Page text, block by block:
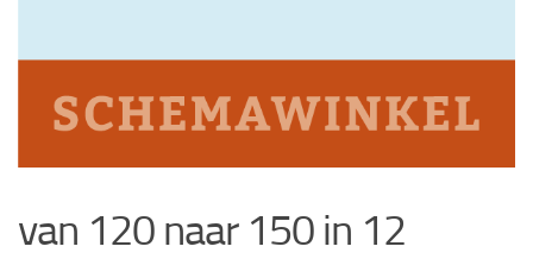
van 120 naar 150 in 12